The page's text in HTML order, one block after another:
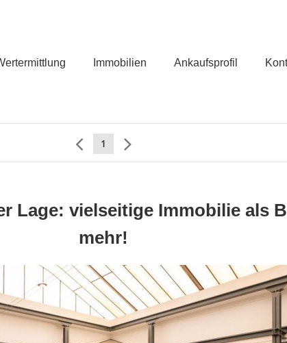
Immobilien Ankaufsprofil
1
Lage: vielseitige Immobilie als
mehr!